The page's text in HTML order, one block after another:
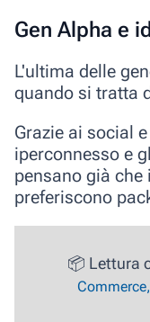
Gen Alpha e
L'ultima delle
quando si tratta
Grazie ai social
iperconnesso e
pensano già
preferiscono
📦 Lettura